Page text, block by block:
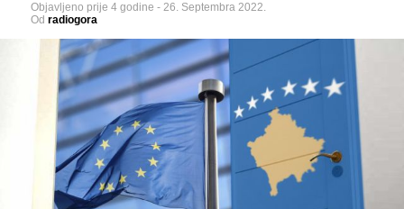
Objavljeno prije 4 godine - 26. Septembra 2022.
Od radiogora